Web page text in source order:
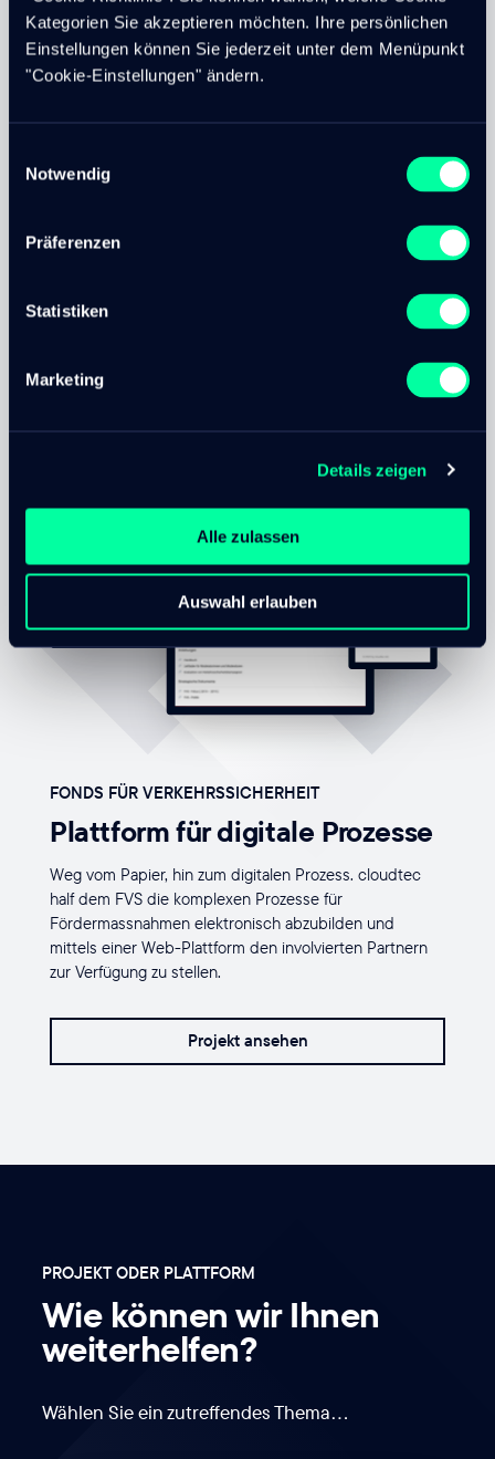
Kategorien Sie akzeptieren möchten. Ihre persönlichen
Einstellungen können Sie jederzeit unter dem Menüpunkt
"Cookie-Einstellungen" ändern.
Notwendig
Präferenzen
Statistiken
Marketing
Details zeigen
Alle zulassen
Auswahl erlauben
Rasch, sicher und rund um die Uhr online bei der
Plattform für Spitex-Dienstleistungen und wird seit 2012
von cloudtec entwickelt. Gemeinsam mit dem Kunden
FONDS FÜR VERKEHRSSICHERHEIT
Plattform für digitale Prozesse
Weg vom Papier, hin zum digitalen Prozess. cloudtec
half dem FVS die komplexen Prozesse für
Fördermassnahmen elektronisch abzubilden und
mittels einer Web-Plattform den involvierten Partnern
zur Verfügung zu stellen.
Projekt ansehen
PROJEKT ODER PLATTFORM
Wie können wir Ihnen
weiterhelfen?
Wählen Sie ein zutreffendes Thema…